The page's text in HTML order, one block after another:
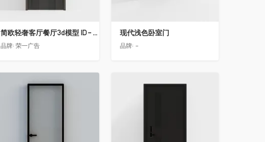
简欧轻奢客厅餐厅3d模型 ID-11490558入户门2
品牌:荣一广告
现代浅色卧室门
品牌: -
收藏 收藏